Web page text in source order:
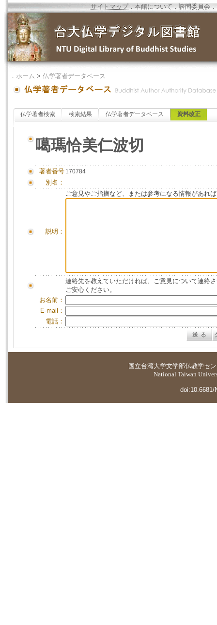
サイトマップ．本館について ．諮問委員会 ．
． ホーム > 仏学著者データベース
仏学著者検索 検索結果 仏学著者データベース 資料改正
噶瑪恰美仁波切
著者番号 170784
別名：
説明：
ご意見やご指摘など、または参考になる情報があれ
連絡先を教えていただければ、ご意見について連絡
ご安心ください。
お名前：
E-mail：
電話：
国立台湾大学文学部仏教学セ
National Taiwan
doi:10.6681/